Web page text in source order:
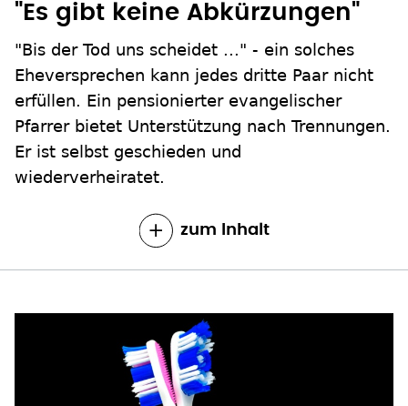
"Es gibt keine Abkürzungen"
"Bis der Tod uns scheidet ..." - ein solches
Eheversprechen kann jedes dritte Paar nicht
erfüllen. Ein pensionierter evangelischer
Pfarrer bietet Unterstützung nach Trennungen.
Er ist selbst geschieden und
wiederverheiratet.
zum Inhalt